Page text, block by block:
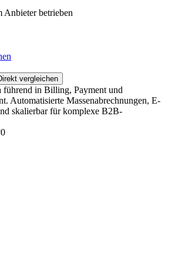
betrieben
vergleichen
führend in Billing, Payment und
Automatisierte Massenabrechnungen, E-
skalierbar für komplexe B2B-